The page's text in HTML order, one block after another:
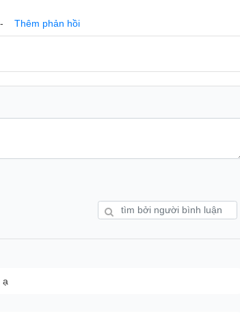
làm lạnh như các tủ lạnh thông thường khác,
bởi những tiếng ồn đem đến cho bạn sự thoải
- Thêm phản hồi
ạ